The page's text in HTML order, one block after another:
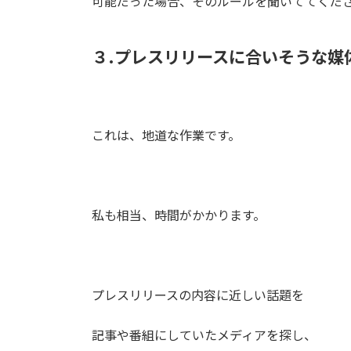
３.プレスリリースに合いそうな媒
これは、地道な作業です。
私も相当、時間がかかります。
プレスリリースの内容に近しい話題を
記事や番組にしていたメディアを探し、